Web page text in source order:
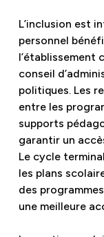
L’inclusion est
personnel
l’établissement
conseil
politiques. Les
entre les
supports
garantir un
Le cycle
les plans
des
une meilleure